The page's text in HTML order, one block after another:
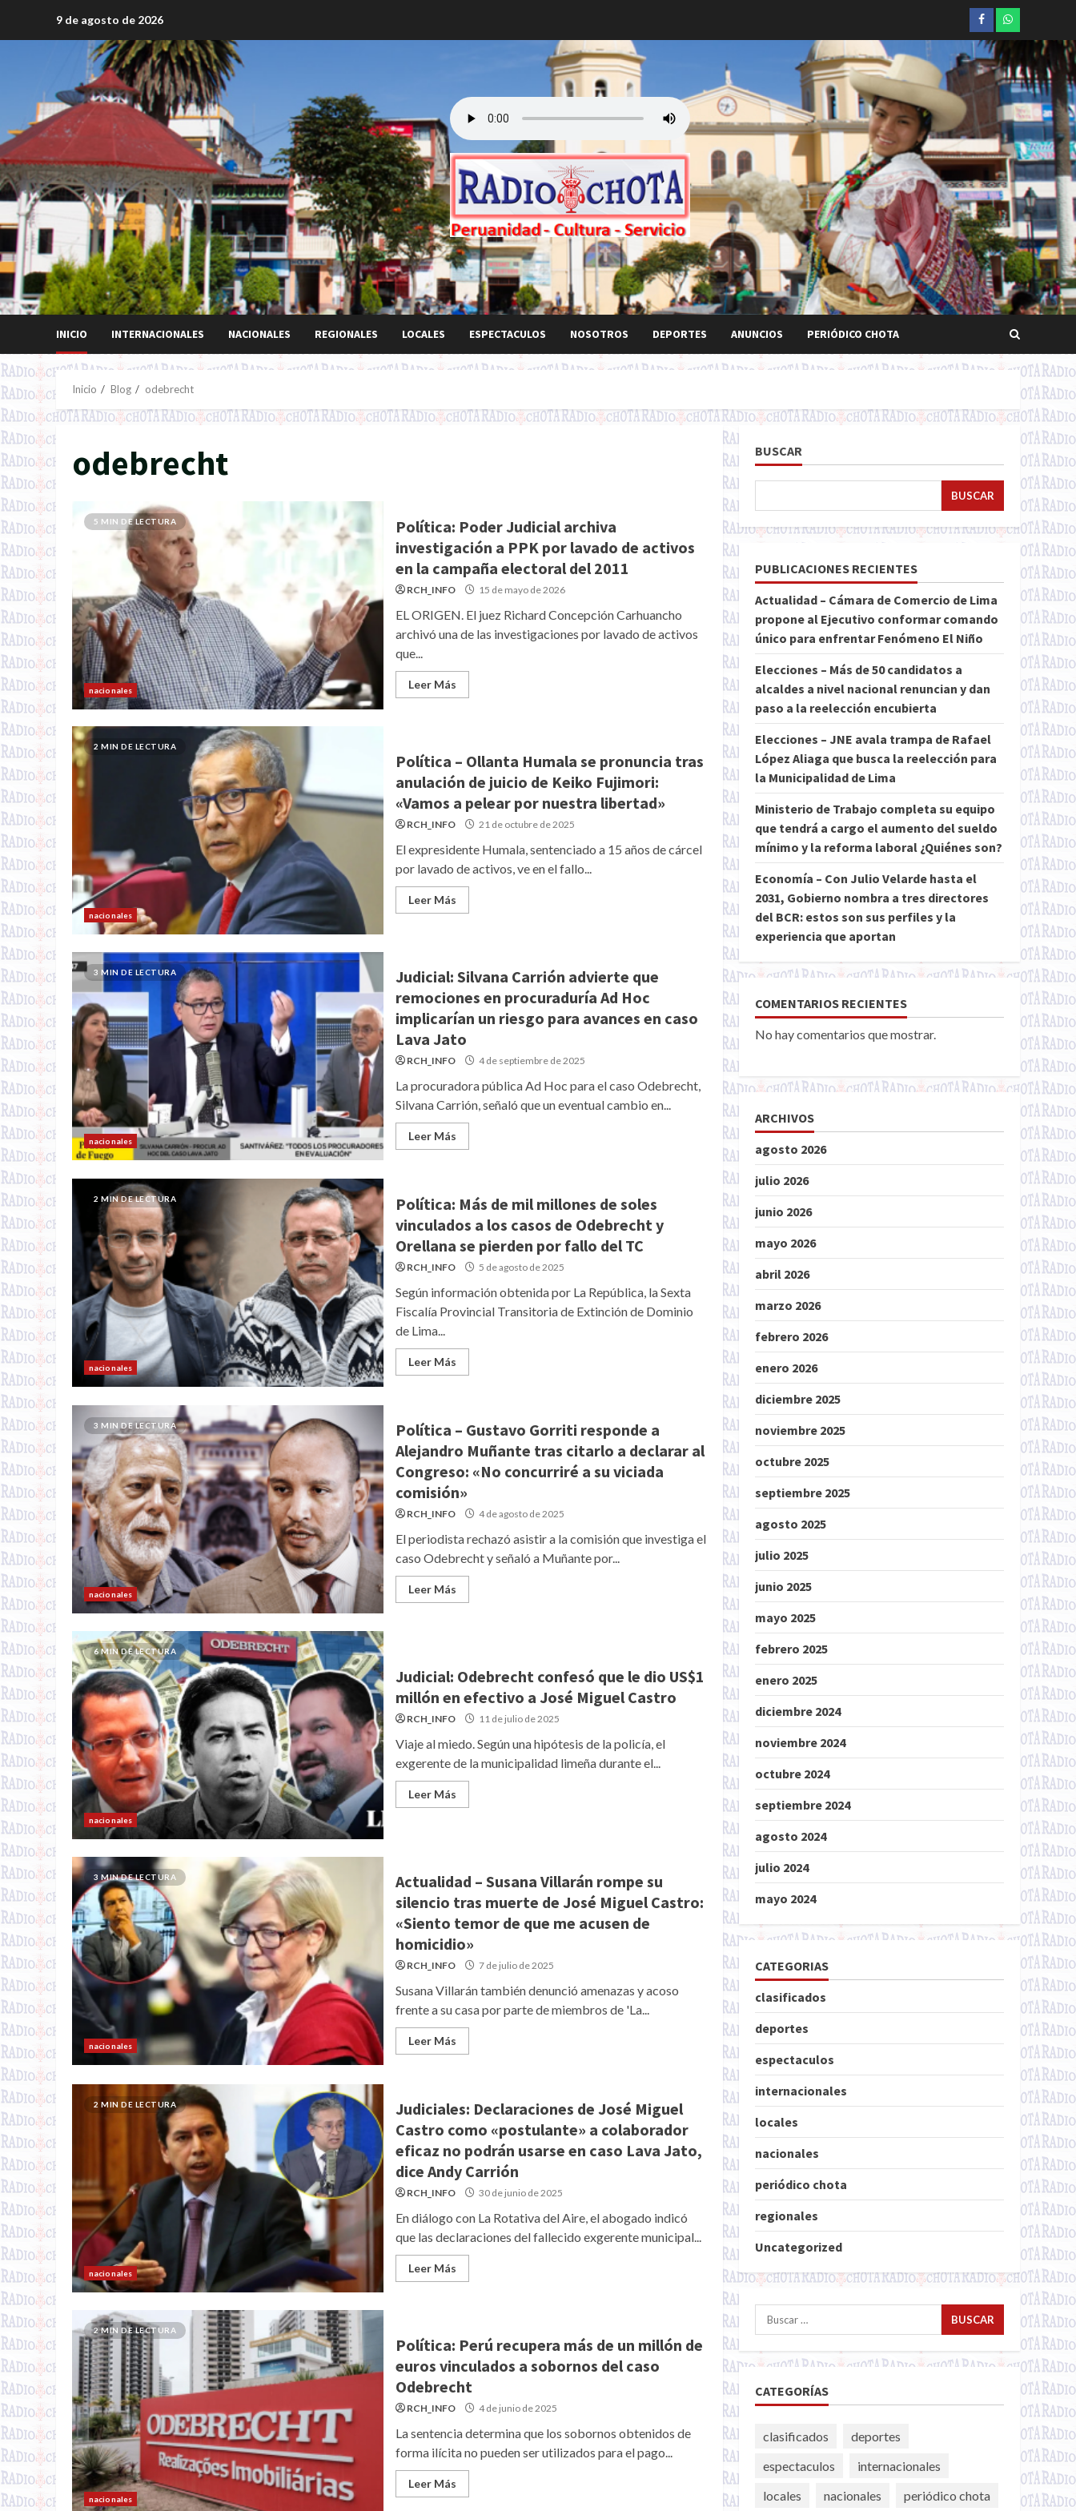
9 de agosto de 2026 Facebookwhatsapp
INICIO INTERNACIONALES NACIONALES REGIONALES LOCALES ESPECTACULOS NOSOTROS DEPORTES ANUNCIOS PERIÓDICO CHOTA
Inicio Blog odebrecht
odebrecht
5 MIN DE LECTURA
nacionales
Política: Poder Judicial archiva
investigación a PPK por lavado de activos
en la campaña electoral del 2011
RCH_INFO 15 de mayo de 2026
EL ORIGEN. El juez Richard Concepción Carhuancho
archivó una de las investigaciones por lavado de activos
que...
Leer Más
2 MIN DE LECTURA
nacionales
Política – Ollanta Humala se pronuncia tras
anulación de juicio de Keiko Fujimori:
«Vamos a pelear por nuestra libertad»
RCH_INFO 21 de octubre de 2025
El expresidente Humala, sentenciado a 15 años de cárcel
por lavado de activos, ve en el fallo...
Leer Más
3 MIN DE LECTURA
nacionales
Judicial: Silvana Carrión advierte que
remociones en procuraduría Ad Hoc
implicarían un riesgo para avances en caso
Lava Jato
RCH_INFO 4 de septiembre de 2025
La procuradora pública Ad Hoc para el caso Odebrecht,
Silvana Carrión, señaló que un eventual cambio en...
Leer Más
2 MIN DE LECTURA
nacionales
Política: Más de mil millones de soles
vinculados a los casos de Odebrecht y
Orellana se pierden por fallo del TC
RCH_INFO 5 de agosto de 2025
Según información obtenida por La República, la Sexta
Fiscalía Provincial Transitoria de Extinción de Dominio
de Lima...
Leer Más
3 MIN DE LECTURA
nacionales
Política – Gustavo Gorriti responde a
Alejandro Muñante tras citarlo a declarar al
Congreso: «No concurriré a su viciada
comisión»
RCH_INFO 4 de agosto de 2025
El periodista rechazó asistir a la comisión que investiga el
caso Odebrecht y señaló a Muñante por...
Leer Más
6 MIN DE LECTURA
nacionales
Judicial: Odebrecht confesó que le dio US$1
millón en efectivo a José Miguel Castro
RCH_INFO 11 de julio de 2025
Viaje al miedo. Según una hipótesis de la policía, el
exgerente de la municipalidad limeña durante el...
Leer Más
3 MIN DE LECTURA
nacionales
Actualidad – Susana Villarán rompe su
silencio tras muerte de José Miguel Castro:
«Siento temor de que me acusen de
homicidio»
RCH_INFO 7 de julio de 2025
Susana Villarán también denunció amenazas y acoso
frente a su casa por parte de miembros de 'La...
Leer Más
2 MIN DE LECTURA
nacionales
Judiciales: Declaraciones de José Miguel
Castro como «postulante» a colaborador
eficaz no podrán usarse en caso Lava Jato,
dice Andy Carrión
RCH_INFO 30 de junio de 2025
En diálogo con La Rotativa del Aire, el abogado indicó
que las declaraciones del fallecido exgerente municipal...
Leer Más
2 MIN DE LECTURA
nacionales
Política: Perú recupera más de un millón de
euros vinculados a sobornos del caso
Odebrecht
RCH_INFO 4 de junio de 2025
La sentencia determina que los sobornos obtenidos de
forma ilícita no pueden ser utilizados para el pago...
Leer Más
BUSCAR
BUSCAR
PUBLICACIONES RECIENTES
Actualidad – Cámara de Comercio de Lima
propone al Ejecutivo conformar comando
único para enfrentar Fenómeno El Niño
Elecciones – Más de 50 candidatos a
alcaldes a nivel nacional renuncian y dan
paso a la reelección encubierta
Elecciones – JNE avala trampa de Rafael
López Aliaga que busca la reelección para
la Municipalidad de Lima
Ministerio de Trabajo completa su equipo
que tendrá a cargo el aumento del sueldo
mínimo y la reforma laboral ¿Quiénes son?
Economía – Con Julio Velarde hasta el
2031, Gobierno nombra a tres directores
del BCR: estos son sus perfiles y la
experiencia que aportan
COMENTARIOS RECIENTES
No hay comentarios que mostrar.
ARCHIVOS
agosto 2026
julio 2026
junio 2026
mayo 2026
abril 2026
marzo 2026
febrero 2026
enero 2026
diciembre 2025
noviembre 2025
octubre 2025
septiembre 2025
agosto 2025
julio 2025
junio 2025
mayo 2025
febrero 2025
enero 2025
diciembre 2024
noviembre 2024
octubre 2024
septiembre 2024
agosto 2024
julio 2024
mayo 2024
CATEGORIAS
clasificados
deportes
espectaculos
internacionales
locales
nacionales
periódico chota
regionales
Uncategorized
Buscar:
CATEGORÍAS
clasificados
deportes
espectaculos
internacionales
locales
nacionales
periódico chota